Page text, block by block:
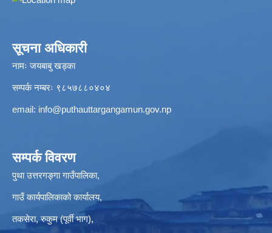
सूचना अधिकारी
नामः जयबाबु खड्का
सम्पर्क नम्बरः ९८५७८८०४०४
email: info@puthauttargangamun.gov.np
सम्पर्क विवरण
पुथा उत्तरगङ्गा गाउँपालिका,
गाउँ कार्यपालिकाको कार्यालय,
तकसेरा, रुकुम (पूर्वी भाग),